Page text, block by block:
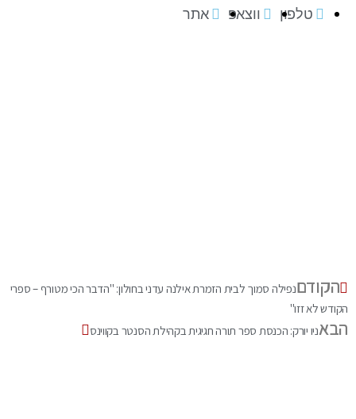
טלפון ווצאפ אתר
הקודםנפילה סמוך לבית הזמרת אילנה עדני בחולון: "הדבר הכי מטורף – ספרי
הקודש לא זזו"
הבאניו יורק: הכנסת ספר תורה חגיגית בקהילת הסנטר בקווינס